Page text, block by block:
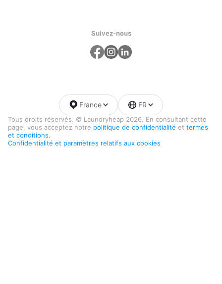
Suivez-nous
Tous droits réservés. © Laundryheap 2026. En consultant cette
page, vous acceptez notre politique de confidentialité et termes
et conditions.
Confidentialité et paramètres relatifs aux cookies
France FR